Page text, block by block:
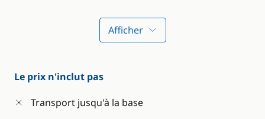
Assurance du bateau
Nettoyage de fin de croisière
l'année de l'achat)
Afficher
Le prix n'inclut pas
Transport jusqu'à la base